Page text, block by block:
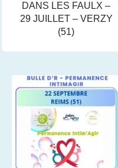
DANS LES FAULX –
29 JUILLET – VERZY
(51)